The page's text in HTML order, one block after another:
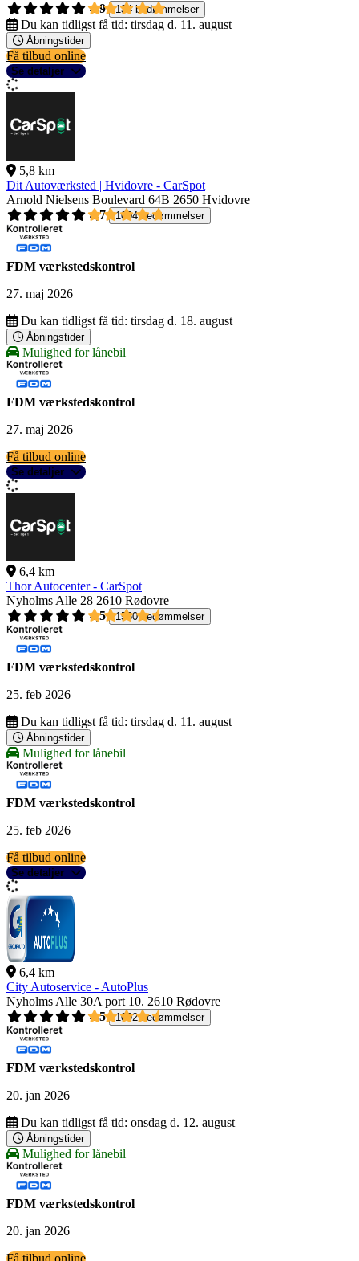
4,9
134 bedømmelser
Du kan tidligst få tid: tirsdag d. 11. august
Åbningstider
Få tilbud online
Se detaljer
5,8 km
Dit Autoværksted | Hvidovre - CarSpot
Arnold Nielsens Boulevard 64B 2650 Hvidovre
4,7
1004 bedømmelser
FDM værkstedskontrol
27. maj 2026
Du kan tidligst få tid: tirsdag d. 18. august
Åbningstider
Mulighed for lånebil
FDM værkstedskontrol
27. maj 2026
Få tilbud online
Se detaljer
6,4 km
Thor Autocenter - CarSpot
Nyholms Alle 28 2610 Rødovre
4,5
1560 bedømmelser
FDM værkstedskontrol
25. feb 2026
Du kan tidligst få tid: tirsdag d. 11. august
Åbningstider
Mulighed for lånebil
FDM værkstedskontrol
25. feb 2026
Få tilbud online
Se detaljer
6,4 km
City Autoservice - AutoPlus
Nyholms Alle 30A port 10. 2610 Rødovre
4,5
1092 bedømmelser
FDM værkstedskontrol
20. jan 2026
Du kan tidligst få tid: onsdag d. 12. august
Åbningstider
Mulighed for lånebil
FDM værkstedskontrol
20. jan 2026